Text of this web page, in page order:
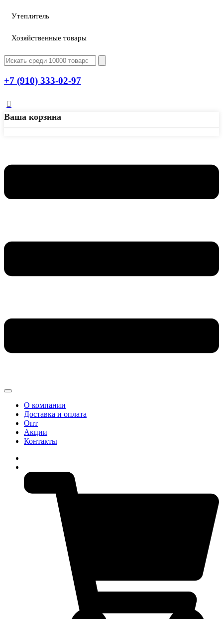
Утеплитель
Хозяйственные товары
+7 (910) 333-02-97
Ваша корзина
О компании
Доставка и оплата
Опт
Акции
Контакты